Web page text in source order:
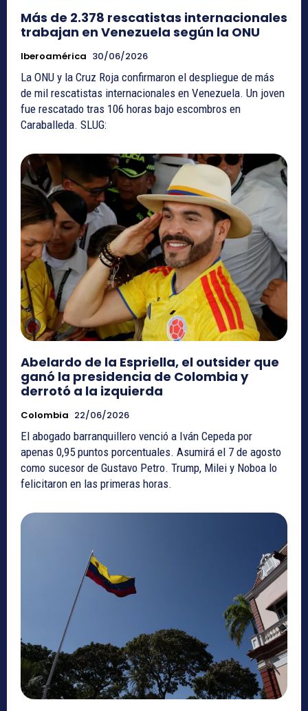
Más de 2.378 rescatistas internacionales
trabajan en Venezuela según la ONU
Iberoamérica 30/06/2026
La ONU y la Cruz Roja confirmaron el despliegue de más
de mil rescatistas internacionales en Venezuela. Un joven
fue rescatado tras 106 horas bajo escombros en
Caraballeda. SLUG:
Abelardo de la Espriella, el outsider que
ganó la presidencia de Colombia y
derrotó a la izquierda
Colombia 22/06/2026
El abogado barranquillero venció a Iván Cepeda por
apenas 0,95 puntos porcentuales. Asumirá el 7 de agosto
como sucesor de Gustavo Petro. Trump, Milei y Noboa lo
felicitaron en las primeras horas.